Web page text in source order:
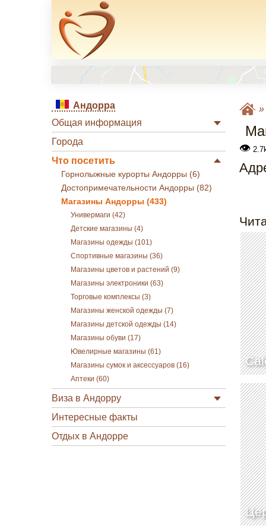
Андорра
Общая информация
Города
Что посетить
Горнолыжные курорты Андорры (6)
Достопримечательности Андорры (82)
Магазины Андорры (433)
Универмаги (42)
Детские магазины (4)
Магазины одежды (101)
Спортивные магазины (36)
Магазины цветов и растений (9)
Магазины электроники (63)
Торговые комплексы (3)
Магазины женской одежды (7)
Магазины детской одежды (14)
Магазины обуви (17)
Ювелирные магазины (61)
Магазины сумок и аксессуаров (16)
Аптеки (60)
Виза в Андорру
Интересные факты
Отдых в Андорре
»
👁